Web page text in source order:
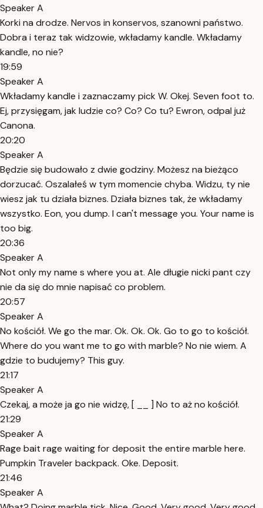
Speaker A
Korki na drodze. Nervos in konservos, szanowni państwo.
Dobra i teraz tak widzowie, wkładamy kandle. Wkładamy
kandle, no nie?
19:59
Speaker A
Wkładamy kandle i zaznaczamy pick W. Okej. Seven foot to.
Ej, przysięgam, jak ludzie co? Co? Co tu? Ewron, odpal już
Canona.
20:20
Speaker A
Będzie się budowało z dwie godziny. Możesz na bieżąco
dorzucać. Oszalałeś w tym momencie chyba. Widzu, ty nie
wiesz jak tu działa biznes. Działa biznes tak, że wkładamy
wszystko. Eon, you dump. I can't message you. Your name is
too big.
20:36
Speaker A
Not only my name s where you at. Ale długie nicki pant czy
nie da się do mnie napisać co problem.
20:57
Speaker A
No kościół. We go the mar. Ok. Ok. Ok. Go to go to kościół.
Where do you want me to go with marble? No nie wiem. A
gdzie to budujemy? This guy.
21:17
Speaker A
Czekaj, a może ja go nie widzę, [ __ ] No to aż no kościół.
21:29
Speaker A
Rage bait rage waiting for deposit the entire marble here.
Pumpkin Traveler backpack. Oke. Deposit.
21:46
Speaker A